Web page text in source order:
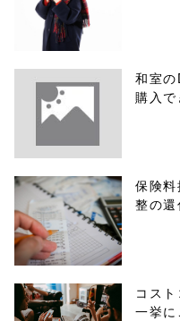
和室
購入
保険
整の
コス
一挙に